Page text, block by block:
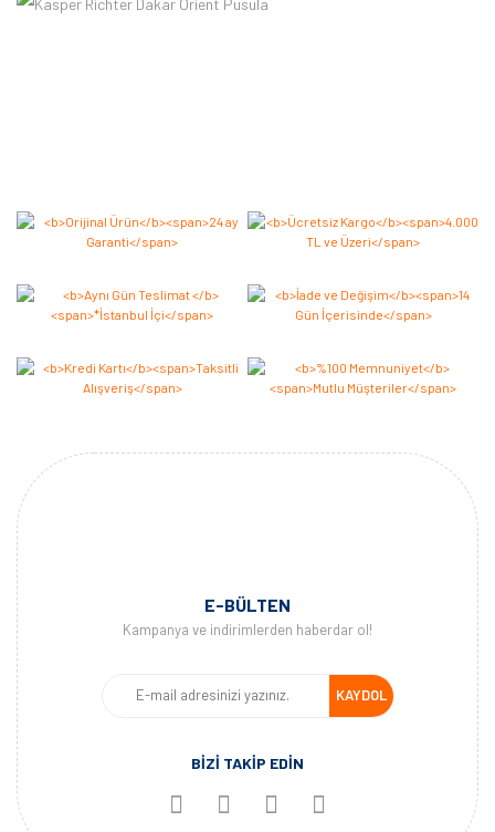
E-BÜLTEN
Kampanya ve indirimlerden haberdar ol!
KAYDOL
BİZİ TAKİP EDİN